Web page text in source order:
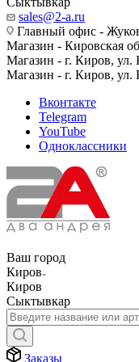
sales@2-a.ru
Главный офис -
Магазин - Кировская
Магазин - г. Киров, ул.
Магазин - г. Киров, ул.
Вконтакте
Telegram
YouTube
Одноклассники
Ваш город
Киров
Киров
Сыктывкар
Заказы